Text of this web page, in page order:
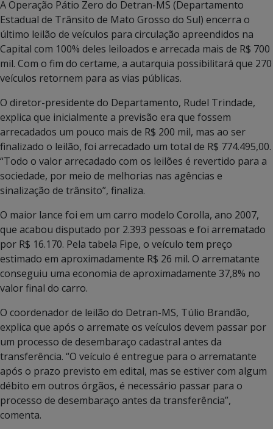
A Operação Pátio Zero do Detran-MS (Departamento
Estadual de Trânsito de Mato Grosso do Sul) encerra o
último leilão de veículos para circulação apreendidos na
Capital com 100% deles leiloados e arrecada mais de R$ 700
mil. Com o fim do certame, a autarquia possibilitará que 270
veículos retornem para as vias públicas.
O diretor-presidente do Departamento, Rudel Trindade,
explica que inicialmente a previsão era que fossem
arrecadados um pouco mais de R$ 200 mil, mas ao ser
finalizado o leilão, foi arrecadado um total de R$ 774.495,00.
“Todo o valor arrecadado com os leilões é revertido para a
sociedade, por meio de melhorias nas agências e
sinalização de trânsito”, finaliza.
O maior lance foi em um carro modelo Corolla, ano 2007,
que acabou disputado por 2.393 pessoas e foi arrematado
por R$ 16.170. Pela tabela Fipe, o veículo tem preço
estimado em aproximadamente R$ 26 mil. O arrematante
conseguiu uma economia de aproximadamente 37,8% no
valor final do carro.
O coordenador de leilão do Detran-MS, Túlio Brandão,
explica que após o arremate os veículos devem passar por
um processo de desembaraço cadastral antes da
transferência. “O veículo é entregue para o arrematante
após o prazo previsto em edital, mas se estiver com algum
débito em outros órgãos, é necessário passar para o
processo de desembaraço antes da transferência”,
comenta.